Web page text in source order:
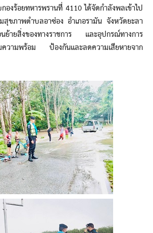
ยทหารพรานที่ 4110 ได้จัดกำลังพลเข้าไป
สุขภาพตำบลอาซ่อง อำเภอรามัน จังหวัดยะลา
นย้ายสิ่งของทางราชการ และอุปกรณ์ทางการ
ความพร้อม ป้องกันและลดความเสียหายจาก